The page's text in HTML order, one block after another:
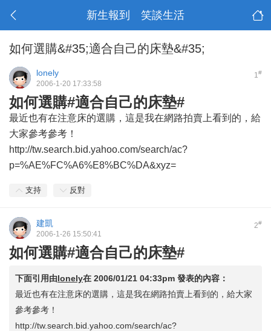
新生報到 笑談生活
如何選購&#35;適合自己的床墊&#35;
1#
lonely
2006-1-20 17:33:58
如何選購#適合自己的床墊#
最近也有在注意床的選購，這是我在網路拍賣上看到的，給
大家參考參考！
http://tw.search.bid.yahoo.com/search/ac?
p=%AE%FC%A6%E8%BC%DA&xyz=
支持 反對
2#
建凱
2006-1-26 15:50:41
如何選購#適合自己的床墊#
下面引用由lonely在 2006/01/21 04:33pm 發表的內容：
最近也有在注意床的選購，這是我在網路拍賣上看到的，給大家
參考參考！
http://tw.search.bid.yahoo.com/search/ac?